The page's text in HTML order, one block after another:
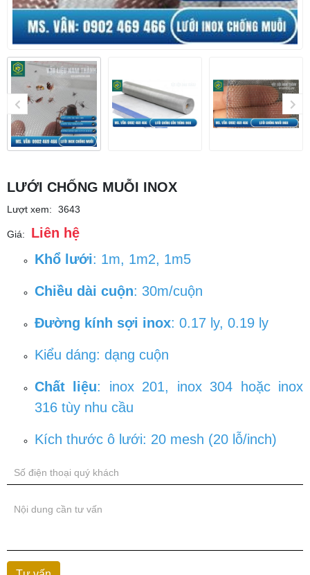
LƯỚI CHỐNG MUỖI INOX
Lượt xem: 3643
Giá:
Liên hệ
Khổ lưới: 1m, 1m2, 1m5
Chiều dài cuộn: 30m/cuộn
Đường kính sợi inox: 0.17 ly, 0.19 ly
Kiểu dáng: dạng cuộn
Chất liệu: inox 201, inox 304 hoặc inox
316 tùy nhu cầu
Kích thước ô lưới: 20 mesh (20 lỗ/inch)